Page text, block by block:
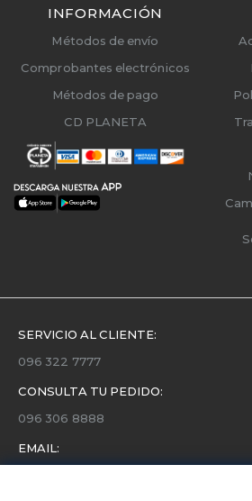
INFORMACIÓN
Métodos de envío
Comprobantes electrónicos
Métodos de pago
CD PLANETA
SERVICIO AL CLIENTE:
096 322 7777
CONSULTA TU PEDIDO:
096 306 8888
EMAIL: